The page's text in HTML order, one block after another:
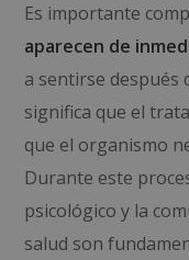
Es importante
aparecen de
a sentirse después
significa que el
que el organismo
Durante este
psicológico y la
salud son